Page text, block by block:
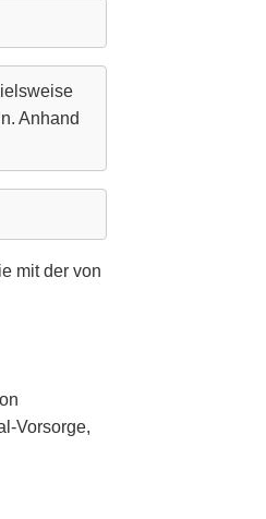
Anhand
mit der von
Vorsorge,